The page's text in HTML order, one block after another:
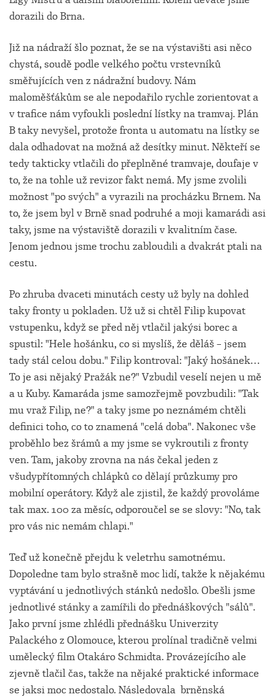
dorazili do Brna.
Již na nádraží šlo poznat, že se na výstavišti asi něco
chystá, soudě podle velkého počtu vrstevníků
směřujících ven z nádražní budovy. Nám
maloměšťákům se ale nepodařilo rychle zorientovat a
v trafice nám vyfoukli poslední lístky na tramvaj. Plán
B taky nevyšel, protože fronta u automatu na lístky se
dala odhadovat na možná až desítky minut. Někteří se
tedy takticky vtlačili do přeplněné tramvaje, doufaje v
to, že na tohle už revizor fakt nemá. My jsme zvolili
možnost "po svých" a vyrazili na procházku Brnem. Na
to, že jsem byl v Brně snad podruhé a moji kamarádi asi
taky, jsme na výstaviště dorazili v kvalitním čase.
Jenom jednou jsme trochu zabloudili a dvakrát ptali na
cestu.
Po zhruba dvaceti minutách cesty už byly na dohled
taky fronty u pokladen. Už už si chtěl Filip kupovat
vstupenku, když se před něj vtlačil jakýsi borec a
spustil: "Hele hošánku, co si myslíš, že děláš – jsem
tady stál celou dobu." Filip kontroval: "Jaký hošánek…
To je asi nějaký Pražák ne?" Vzbudil veselí nejen u mě
a u Kuby. Kamaráda jsme samozřejmě povzbudili: "Tak
mu vraž Filip, ne?" a taky jsme po neznámém chtěli
definici toho, co to znamená "celá doba". Nakonec vše
proběhlo bez šrámů a my jsme se vykroutili z fronty
ven. Tam, jakoby zrovna na nás čekal jeden z
všudypřítomných chlápků co dělají průzkumy pro
mobilní operátory. Když ale zjistil, že každý provoláme
tak max. 100 za měsíc, odporoučel se se slovy: "No, tak
pro vás nic nemám chlapi."
Teď už konečně přejdu k veletrhu samotnému.
Dopoledne tam bylo strašně moc lidí, takže k nějakému
vyptávání u jednotlivých stánků nedošlo. Obešli jsme
jednotlivé stánky a zamířili do přednáškových "sálů".
Jako první jsme zhlédli přednášku Univerzity
Palackého z Olomouce, kterou prolínal tradičně velmi
umělecký film Otakáro Schmidta. Provázejícího ale
zjevně tlačil čas, takže na nějaké praktické informace
se jaksi moc nedostalo. Následovala brněnská